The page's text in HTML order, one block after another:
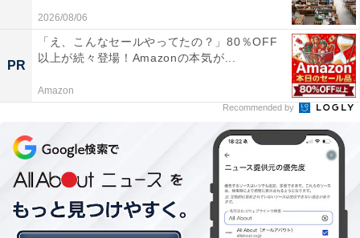
2026/08/06
PR
「え、こんなセールやってたの？」80％OFF
以上が続々登場！Amazonの本気が...
Amazon
Recommended by